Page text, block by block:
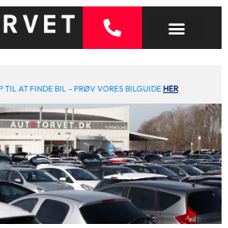
AT FINDE BIL – PRØV VORES BILGUIDEHER